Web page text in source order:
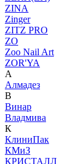
ZINA
Zinger
ZITZ PRO
ZO
Zoo Nail Art
ZOR'YA
А
Алмадез
В
Винар
Владмива
К
КлиниПак
КМиЗ
КРИСТАЛЛ